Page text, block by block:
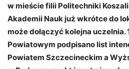
w mieście filii Politechniki
Akademii Nauk już wkrótce do
może dołączyć kolejna
Powiatowym podpisano list
Powiatem Szczecineckim a